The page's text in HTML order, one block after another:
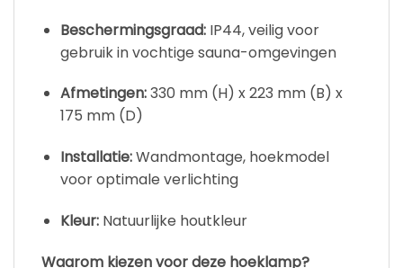
Beschermingsgraad:IP44, veilig voor
gebruik in vochtige sauna-omgevingen
Afmetingen:330 mm (H) x 223 mm (B) x
175 mm (D)
Installatie:Wandmontage, hoekmodel
voor optimale verlichting
Kleur:Natuurlijke houtkleur
Waarom kiezen voor deze hoeklamp?